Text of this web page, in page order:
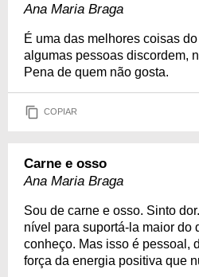
Ana Maria Braga
É uma das melhores coisas
algumas pessoas discordem,
Pena de quem não gosta.
COPIAR
Carne e osso
Ana Maria Braga
Sou de carne e osso. Sinto
nível para suportá-la maior do
conheço. Mas isso é pessoal,
força da energia positiva que